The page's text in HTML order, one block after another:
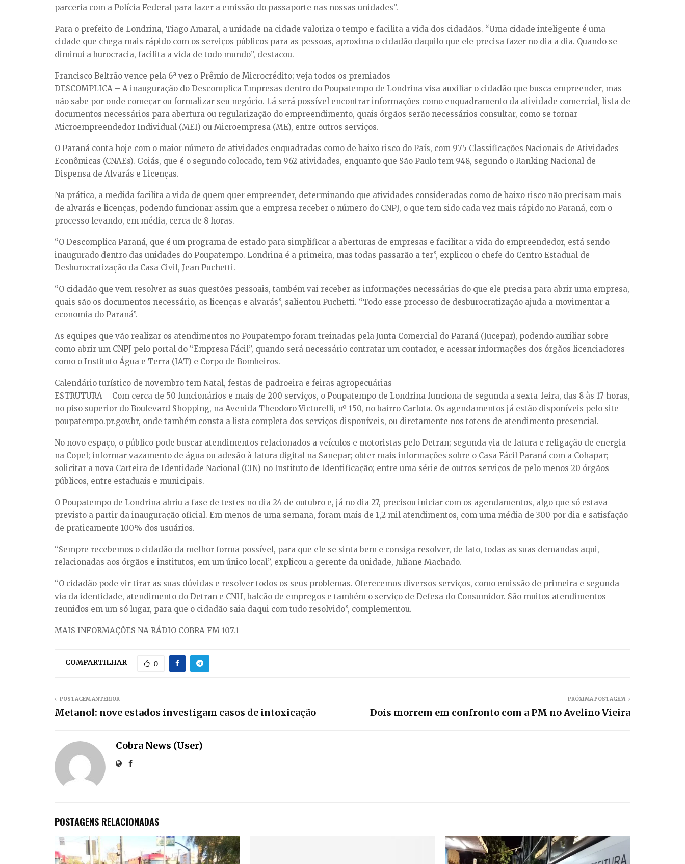
parceria com a Polícia Federal para fazer a emissão do passaporte nas nossas unidades”.
Para o prefeito de Londrina, Tiago Amaral, a unidade na cidade valoriza o tempo e facilita a vida dos cidadãos. “Uma cidade inteligente é uma
cidade que chega mais rápido com os serviços públicos para as pessoas, aproxima o cidadão daquilo que ele precisa fazer no dia a dia. Quando se
diminui a burocracia, facilita a vida de todo mundo”, destacou.
Francisco Beltrão vence pela 6ª vez o Prêmio de Microcrédito; veja todos os premiados
DESCOMPLICA – A inauguração do Descomplica Empresas dentro do Poupatempo de Londrina visa auxiliar o cidadão que busca empreender, mas
não sabe por onde começar ou formalizar seu negócio. Lá será possível encontrar informações como enquadramento da atividade comercial, lista de
documentos necessários para abertura ou regularização do empreendimento, quais órgãos serão necessários consultar, como se tornar
Microempreendedor Individual (MEI) ou Microempresa (ME), entre outros serviços.
O Paraná conta hoje com o maior número de atividades enquadradas como de baixo risco do País, com 975 Classificações Nacionais de Atividades
Econômicas (CNAEs). Goiás, que é o segundo colocado, tem 962 atividades, enquanto que São Paulo tem 948, segundo o Ranking Nacional de
Dispensa de Alvarás e Licenças.
Na prática, a medida facilita a vida de quem quer empreender, determinando que atividades consideradas como de baixo risco não precisam mais
de alvarás e licenças, podendo funcionar assim que a empresa receber o número do CNPJ, o que tem sido cada vez mais rápido no Paraná, com o
processo levando, em média, cerca de 8 horas.
“O Descomplica Paraná, que é um programa de estado para simplificar a aberturas de empresas e facilitar a vida do empreendedor, está sendo
inaugurado dentro das unidades do Poupatempo. Londrina é a primeira, mas todas passarão a ter”, explicou o chefe do Centro Estadual de
Desburocratização da Casa Civil, Jean Puchetti.
“O cidadão que vem resolver as suas questões pessoais, também vai receber as informações necessárias do que ele precisa para abrir uma empresa,
quais são os documentos necessário, as licenças e alvarás”, salientou Puchetti. “Todo esse processo de desburocratização ajuda a movimentar a
economia do Paraná”.
As equipes que vão realizar os atendimentos no Poupatempo foram treinadas pela Junta Comercial do Paraná (Jucepar), podendo auxiliar sobre
como abrir um CNPJ pelo portal do “Empresa Fácil”, quando será necessário contratar um contador, e acessar informações dos órgãos licenciadores
como o Instituto Água e Terra (IAT) e Corpo de Bombeiros.
Calendário turístico de novembro tem Natal, festas de padroeira e feiras agropecuárias
ESTRUTURA – Com cerca de 50 funcionários e mais de 200 serviços, o Poupatempo de Londrina funciona de segunda a sexta-feira, das 8 às 17 horas,
no piso superior do Boulevard Shopping, na Avenida Theodoro Victorelli, nº 150, no bairro Carlota. Os agendamentos já estão disponíveis pelo site
poupatempo.pr.gov.br, onde também consta a lista completa dos serviços disponíveis, ou diretamente nos totens de atendimento presencial.
No novo espaço, o público pode buscar atendimentos relacionados a veículos e motoristas pelo Detran; segunda via de fatura e religação de energia
na Copel; informar vazamento de água ou adesão à fatura digital na Sanepar; obter mais informações sobre o Casa Fácil Paraná com a Cohapar;
solicitar a nova Carteira de Identidade Nacional (CIN) no Instituto de Identificação; entre uma série de outros serviços de pelo menos 20 órgãos
públicos, entre estaduais e municipais.
O Poupatempo de Londrina abriu a fase de testes no dia 24 de outubro e, já no dia 27, precisou iniciar com os agendamentos, algo que só estava
previsto a partir da inauguração oficial. Em menos de uma semana, foram mais de 1,2 mil atendimentos, com uma média de 300 por dia e satisfação
de praticamente 100% dos usuários.
“Sempre recebemos o cidadão da melhor forma possível, para que ele se sinta bem e consiga resolver, de fato, todas as suas demandas aqui,
relacionadas aos órgãos e institutos, em um único local”, explicou a gerente da unidade, Juliane Machado.
“O cidadão pode vir tirar as suas dúvidas e resolver todos os seus problemas. Oferecemos diversos serviços, como emissão de primeira e segunda
via da identidade, atendimento do Detran e CNH, balcão de empregos e também o serviço de Defesa do Consumidor. São muitos atendimentos
reunidos em um só lugar, para que o cidadão saia daqui com tudo resolvido”, complementou.
MAIS INFORMAÇÕES NA RÁDIO COBRA FM 107.1
COMPARTILHAR 0
POSTAGEM ANTERIOR
Metanol: nove estados investigam casos de intoxicação
PRÓXIMA POSTAGEM
Dois morrem em confronto com a PM no Avelino Vieira
Cobra News (User)
POSTAGENS RELACIONADAS